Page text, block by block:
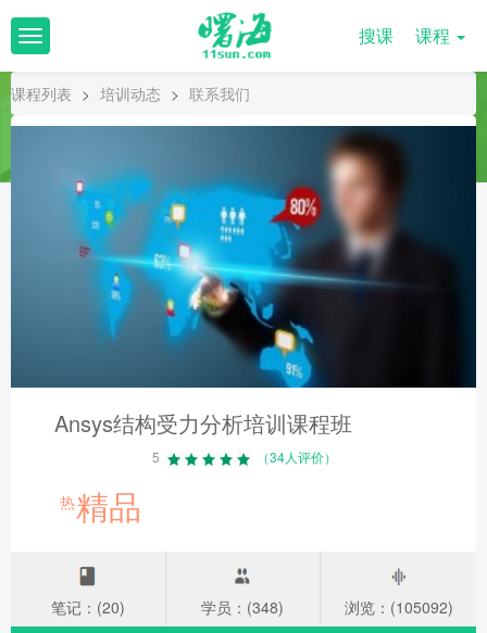
T
o
g
l
搜课 课程
课程列表 > 培训动态 > 联系我们
Ansys结构受力分析培训课程班
5 （34人评价）
热精品
笔记：(20) 学员：(348) 浏览：(105092)